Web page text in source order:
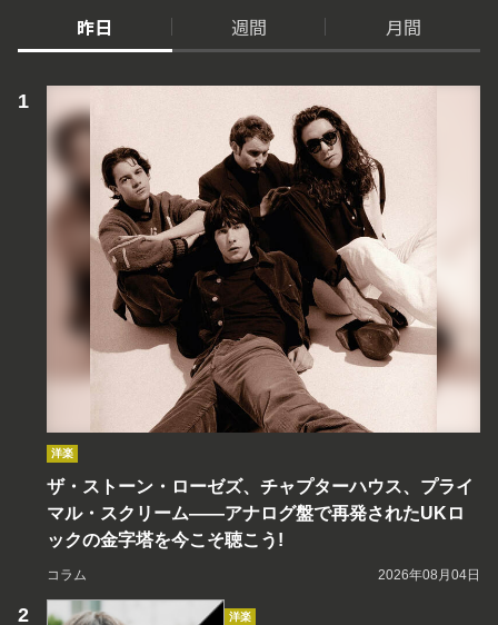
昨日 週間 月間
洋楽
ザ・ストーン・ローゼズ、チャプターハウス、プライ
マル・スクリーム――アナログ盤で再発されたUKロ
ックの金字塔を今こそ聴こう!
コラム 2026年08月04日
洋楽